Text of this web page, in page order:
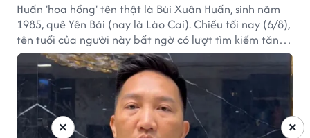
Huấn 'hoa hồng' tên thật là Bùi Xuân Huấn, sinh năm
1985, quê Yên Bái (nay là Lào Cai). Chiều tối nay (6/8),
tên tuổi của người này bất ngờ có lượt tìm kiếm tăng
vọt.
×
×